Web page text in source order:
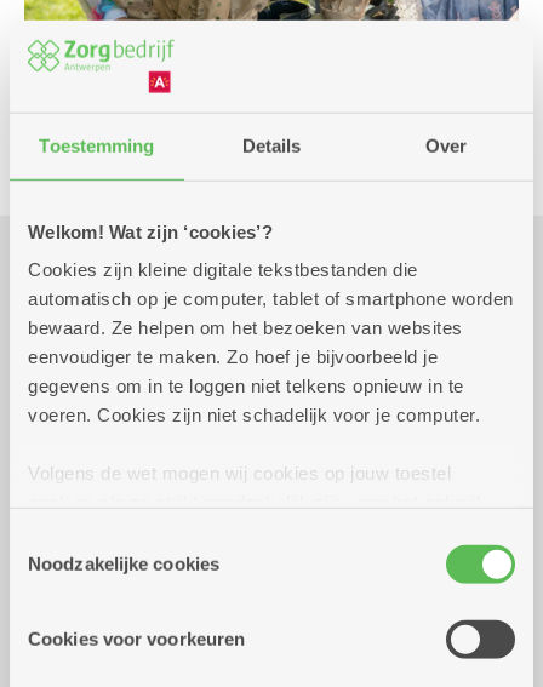
Toestemming Details Over
Welkom! Wat zijn ‘cookies’?
Cookies zijn kleine digitale tekstbestanden die
automatisch op je computer, tablet of smartphone worden
bewaard. Ze helpen om het bezoeken van websites
eenvoudiger te maken. Zo hoef je bijvoorbeeld je
gegevens om in te loggen niet telkens opnieuw in te
voeren. Cookies zijn niet schadelijk voor je computer.
Volgens de wet mogen wij cookies op jouw toestel
cookies hebben we jouw toestemming nodig. Sommige
cookies worden geplaatst door derde partijen die een
informatie over jouw (geanonimiseerd) gebruik van onze
Noodzakelijke cookies
Cookies voor voorkeuren
Praktisch
vrijdag 11 september 2026 -
vrijdag 25 september 2026
10.00 uur tot
14.00 uur
Dienstencentrum Rozenboom
2100 Deurne